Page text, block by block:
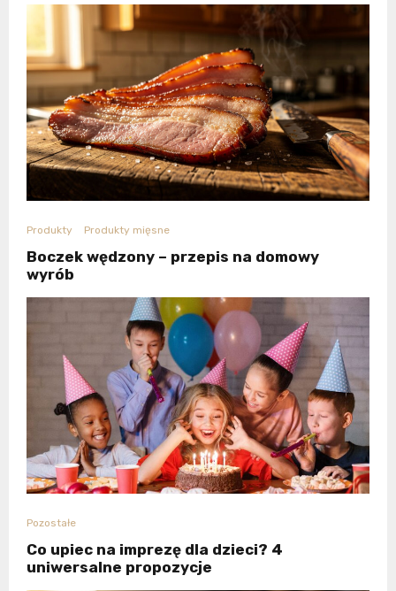
Produkty Produkty mięsne
Boczek wędzony – przepis na domowy
wyrób
Pozostałe
Co upiec na imprezę dla dzieci? 4
uniwersalne propozycje